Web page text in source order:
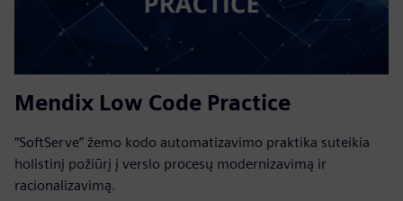
Mendix Low Code Practice
“SoftServe” žemo kodo automatizavimo praktika suteikia
holistinį požiūrį į verslo procesų modernizavimą ir
racionalizavimą.